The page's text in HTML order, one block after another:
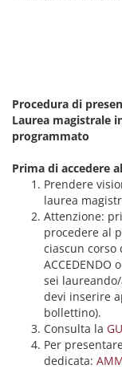
Procedura di
Laurea magistrale
programmato
Prima di accedere
Prendere
laurea
Attenzione:
procedere al
ciascun
ACCEDENDO
sei
devi inserire
bollettino).
Consulta la
Per
dedicata: